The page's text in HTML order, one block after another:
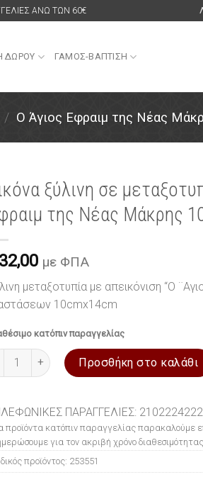
ΑΝΩ ΤΩΝ 60€
ΔΩΡΟΥ ΓΑΜΟΣ-ΒΑΠΤΙΣΗ
/ Ο Άγιος Εφραιμ της Νέας
ξύλινη σε
της Νέας Μάκρης
32,00 με ΦΠΑ
μεταξοτυπία με απεικόνιση “Ο
10cmx14cm
κατόπιν παραγγελίας
ξύλινη σε μεταξοτυπία Ο ¨Αγιος
Προσθήκη στο καλάθι
ΠΑΡΑΓΓΕΛΙΕΣ: 2102224222
προϊόντα κατόπιν παραγγελίας παρακαλούμε
για τον ακριβή χρόνο διαθεσιμότητας.
προϊόντος: 253551